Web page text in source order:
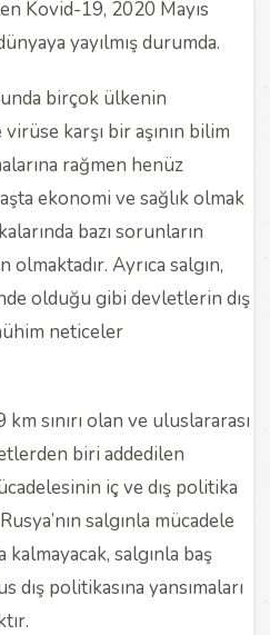
Kovid-19, 2020 Mayıs
yayılmış durumda.
birçok ülkenin
virüse karşı bir aşının bilim
rağmen henüz
ekonomi ve sağlık olmak
bazı sorunların
Ayrıca salgın,
olduğu gibi devletlerin dış
neticeler
sınırı olan ve uluslararası
biri addedilen
iç ve dış politika
salgınla mücadele
salgınla baş
dış politikasına yansımaları